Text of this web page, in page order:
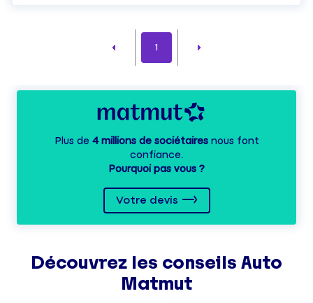
1
Plus de 4 millions de sociétairesnous font
confiance.
Pourquoi pas vous ?
Votre devis
Découvrez les conseils Auto
Matmut